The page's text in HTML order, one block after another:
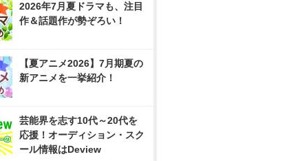
2026年7月夏ドラマも、注目
作＆話題作が勢ぞろい！
【夏アニメ2026】7月期夏の
新アニメを一挙紹介！
芸能界を志す10代～20代を
応援！オーディション・スク
ール情報はDeview